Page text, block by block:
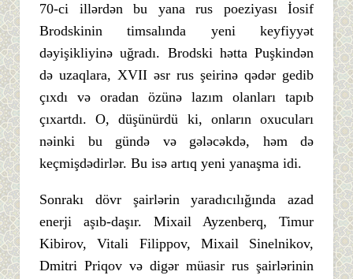
70-ci illərdən bu yana rus poeziyası İosif
Brodskinin timsalında yeni keyfiyyət
dəyişikliyinə uğradı. Brodski hətta Puşkindən
də uzaqlara, XVII əsr rus şeirinə qədər gedib
çıxdı və oradan özünə lazım olanları tapıb
çıxartdı. O, düşünürdü ki, onların oxucuları
nəinki bu gündə və gələcəkdə, həm də
keçmişdədirlər. Bu isə artıq yeni yanaşma idi.
Sonrakı dövr şairlərin yaradıcılığında azad
enerji aşıb-daşır. Mixail Ayzenberq, Timur
Kibirov, Vitali Filippov, Mixail Sinelnikov,
Dmitri Priqov və digər müasir rus şairlərinin